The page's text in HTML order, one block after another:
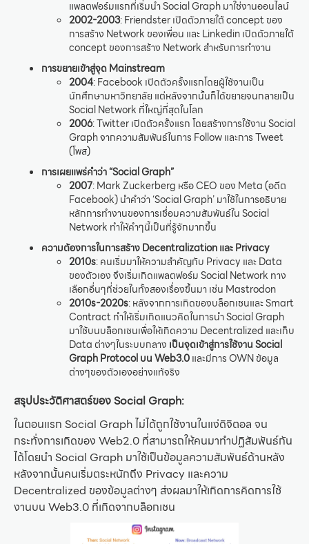
แพลตฟอร์มแรกที่เริ่มนำ Social Graph มาใช่งานออนไลน์
2002-2003: Friendster เปิดตัวภายใต้ concept ของ
การสร้าง Network ของเพื่อน และ Linkedin เปิดตัวภายใต้
concept ของการสร้าง Network สำหรับการทำงาน
การขยายเข้าสู่จุด Mainstream
2004: Facebook เปิดตัวครั้งแรกโดยผู้ใช้งานเป็น
นักศึกษามหาวิทยาลัย แต่หลังจากนั้นก็ได้ขยายจนกลายเป็น
Social Network ที่ใหญ่ที่สุดในโลก
2006: Twitter เปิดตัวครั้งแรก โดยสร้างการใช้งาน Social
Graph จากความสัมพันธ์ในการ Follow และการ Tweet
(โพส)
การเผยแพร่คำว่า “Social Graph”
2007: Mark Zuckerberg หรือ CEO ของ Meta (อดีต
Facebook) นำคำว่า ‘Social Graph’ มาใช้ในการอธิบาย
หลักการทำงานของการเชื่อมความสัมพันธ์ใน Social
Network ทำให้คำๆนี้เป็นที่รู้จักมากขึ้น
ความต้องการในการสร้าง Decentralization และ Privacy
2010s: คนเริ่มมาให้ความสำคัญกับ Privacy และ Data
ของตัวเอง จึงเริ่มเกิดแพลตฟอร์ม Social Network ทาง
เลือกอื่นๆที่ช่วยในทั้งสองเรื่องขึ้นมา เช่น Mastrodon
2010s-2020s: หลังจากการเกิดของบล็อกเชนและ Smart
Contract ทำให้เริ่มเกิดแนวคิดในการนำ Social Graph
มาใช้บนบล็อกเชนเพื่อให้เกิดความ Decentralized และเก็บ
Data ต่างๆในระบบกลาง เป็นจุดเข้าสู่การใช้งาน Social
Graph Protocol บน Web3.0และมีการ OWN ข้อมูล
ต่างๆของตัวเองอย่างแท้จริง
สรุปประวัติศาสตร์ของ Social Graph:
ในตอนแรก Social Graph ไม่ได้ถูกใช้งานในแง่ดิจิตอล จน
กระทั่งการเกิดของ Web2.0 ที่สามารถให้คนมาทำปฏิสัมพันธ์กัน
ได้โดยนำ Social Graph มาใช้เป็นข้อมูลความสัมพันธ์ด้านหลัง
หลังจากนั้นคนเริ่มตระหนักถึง Privacy และความ
Decentralized ของข้อมูลต่างๆ ส่งผลมาให้เกิดการคิดการใช้
งานบน Web3.0 ที่เกิดจากบล็อกเชน